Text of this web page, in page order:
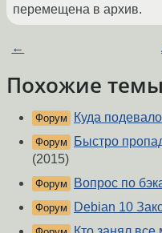
перемещена в архив.
←
Похожие темы
Форум Куда
Форум
Быстро
(2015)
Форум Вопрос по
Форум Debian 10